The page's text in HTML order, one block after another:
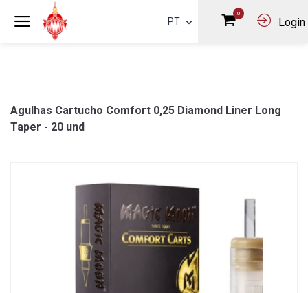
PT
0
Login
Agulhas Cartucho Comfort 0,25 Diamond Liner Long
Taper - 20 und